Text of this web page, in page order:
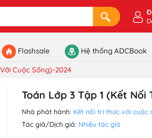
Flashsale Hệ thống ADCBook
Cuộc Sống)-2024
Toán Lớp 3 Tập 1 (Kết Nối
Nhà phát hành: Kết nối tri thức với cuộc
Tác giả/Dịch giả: Nhiều tác giả